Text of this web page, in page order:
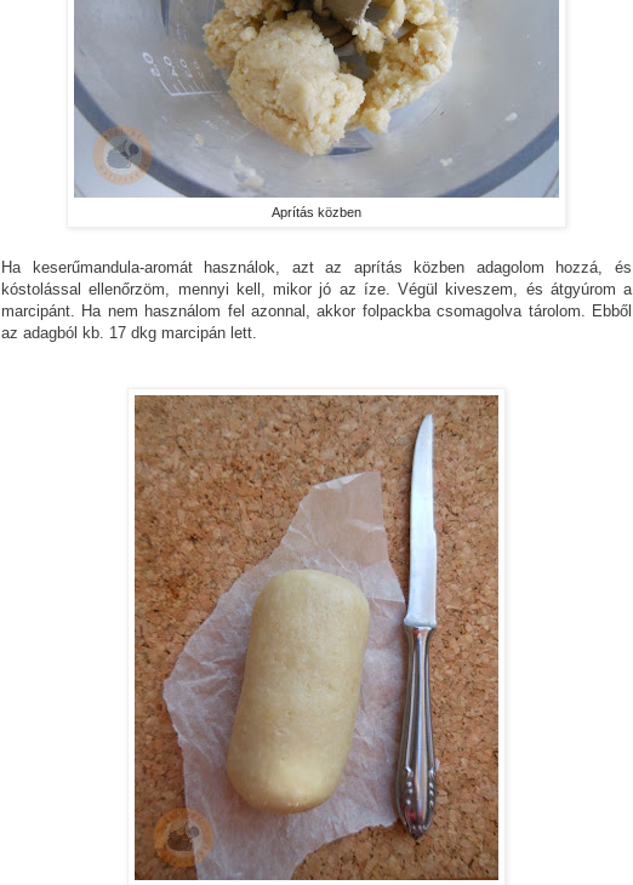
Aprítás közben
Ha keserűmandula-aromát használok, azt az aprítás közben adagolom hozzá, és
kóstolással ellenőrzöm, mennyi kell, mikor jó az íze. Végül kiveszem, és átgyúrom a
marcipánt. Ha nem használom fel azonnal, akkor folpackba csomagolva tárolom. Ebből
az adagból kb. 17 dkg marcipán lett.